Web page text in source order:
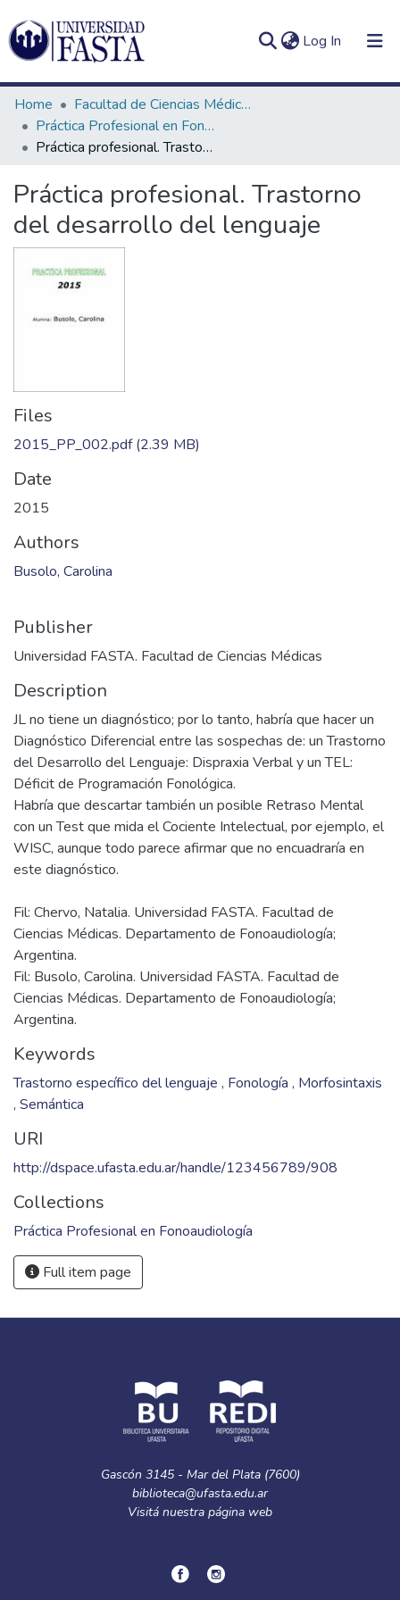
Log In (current)
Communities
&
Collections
In(current)
Home
Facultad de Ciencias Médicas
Práctica Profesional en Fonoaudiología
Práctica profesional. Trastorno del desarrollo del lenguaje
Práctica profesional. Trastorno
del desarrollo del lenguaje
Files
2015_PP_002.pdf(2.39 MB)
Date
2015
Authors
Busolo, Carolina
Publisher
Universidad FASTA. Facultad de Ciencias Médicas
Description
JL no tiene un diagnóstico; por lo tanto, habría que hacer un
Diagnóstico Diferencial entre las sospechas de: un Trastorno
del Desarrollo del Lenguaje: Dispraxia Verbal y un TEL:
Déficit de Programación Fonológica.
Habría que descartar también un posible Retraso Mental
con un Test que mida el Cociente Intelectual, por ejemplo, el
WISC, aunque todo parece afirmar que no encuadraría en
Fil: Chervo, Natalia. Universidad FASTA. Facultad de
Ciencias Médicas. Departamento de Fonoaudiología;
Argentina.
Fil: Busolo, Carolina. Universidad FASTA. Facultad de
Ciencias Médicas. Departamento de Fonoaudiología;
Argentina.
Keywords
Trastorno específico del lenguaje , Fonología , Morfosintaxis
, Semántica
URI
http://dspace.ufasta.edu.ar/handle/123456789/908
Collections
Práctica Profesional en Fonoaudiología
Full item page
Gascón 3145 - Mar del Plata (7600)
biblioteca@ufasta.edu.ar
Visitá nuestra página web